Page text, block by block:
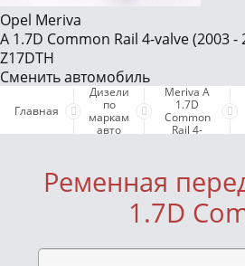
ОнлайнКонсультация по
Дизели по маркам авто
Бесплатные объявления
Поддержка проекта и оплата
Opel Meriva
A 1.7D Common Rail 4-valve (2003 -
Z17DTH
Сменить автомобиль
Главная
Дизели
по
маркам
авто
Meriva A
1.7D
Common
Rail 4-
Ременная
1.7D